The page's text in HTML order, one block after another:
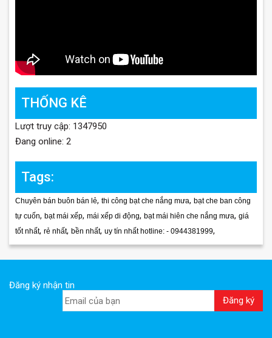
THỐNG KÊ
Lượt truy cập: 1347950
Đang online: 2
Tags:
Chuyên bán buôn bán lẻ, thi công bạt che nắng mưa, bạt che ban công
tự cuốn, bạt mái xếp, mái xếp di động, bạt mái hiên che nắng mưa, giá
tốt nhất, rẻ nhất, bền nhất, uy tín nhất hotline: - 0944381999,
Đăng ký nhận tin